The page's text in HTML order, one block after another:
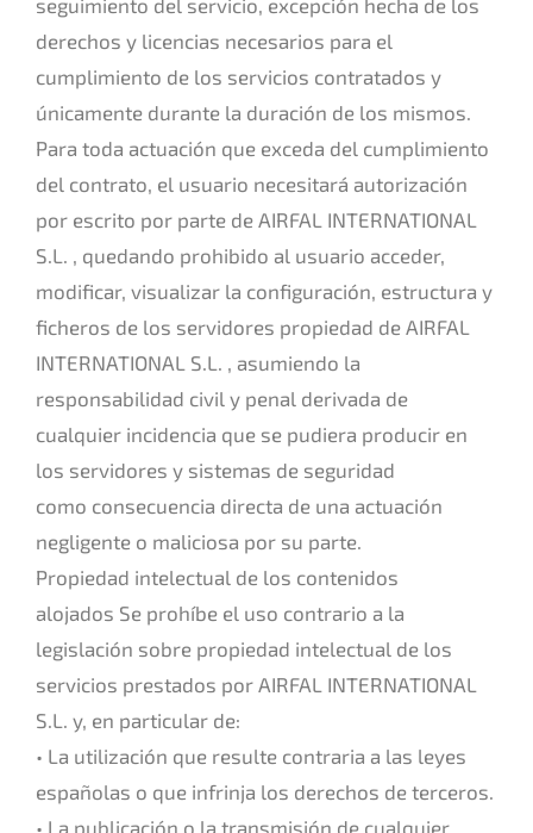
derechos y licencias necesarios para el
cumplimiento de los servicios contratados y
únicamente durante la duración de los mismos.
Para toda actuación que exceda del cumplimiento
del contrato, el usuario necesitará autorización
por escrito por parte de AIRFAL INTERNATIONAL
S.L. , quedando prohibido al usuario acceder,
modificar, visualizar la configuración, estructura y
ficheros de los servidores propiedad de AIRFAL
INTERNATIONAL S.L. , asumiendo la
responsabilidad civil y penal derivada de
cualquier incidencia que se pudiera producir en
los servidores y sistemas de seguridad
como consecuencia directa de una actuación
negligente o maliciosa por su parte.
Propiedad intelectual de los contenidos
alojados Se prohíbe el uso contrario a la
legislación sobre propiedad intelectual de los
servicios prestados por AIRFAL INTERNATIONAL
S.L. y, en particular de:
• La utilización que resulte contraria a las leyes
españolas o que infrinja los derechos de terceros.
• La publicación o la transmisión de cualquier